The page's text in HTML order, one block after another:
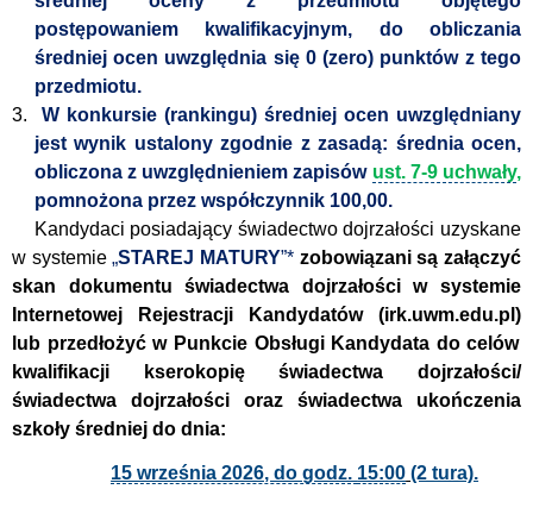
postępowaniem kwalifikacyjnym, do obliczania
średniej ocen uwzględnia się 0 (zero) punktów z tego
przedmiotu.
3.
W konkursie (rankingu) średniej ocen uwzględniany
jest wynik ustalony zgodnie z zasadą: średnia ocen,
obliczona z uwzględnieniem zapisów ust. 7-9 uchwały,
pomnożona przez współczynnik 100,00.
Kandydaci posiadający świadectwo dojrzałości uzyskane
w systemie„STAREJ MATURY”* zobowiązani są załączyć
skan dokumentu świadectwa dojrzałości w systemie
Internetowej Rejestracji Kandydatów (irk.uwm.edu.pl)
lub przedłożyć w Punkcie Obsługi Kandydata do celów
kwalifikacji kserokopię świadectwa dojrzałości/
świadectwa dojrzałości oraz świadectwa ukończenia
szkoły średniej do dnia:
15 września 2026, do godz. 15:00 (2 tura).